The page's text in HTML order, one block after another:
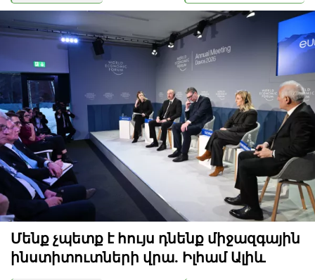
Մենք չպետք է հույս դնենք միջազգային
ինստիտուտների վրա. Իլհամ Ալիև